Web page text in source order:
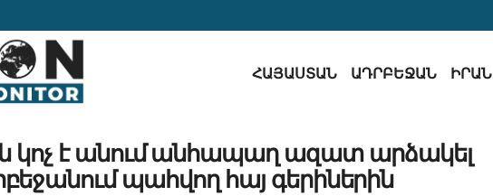
ՀԱՅԱՍՏԱՆ ԱԴՐԲԵՋԱՆ ԻՐԱՆ
կոչ է անում անհապաղ ազատ արձակել
պահվող հայ գերիներին